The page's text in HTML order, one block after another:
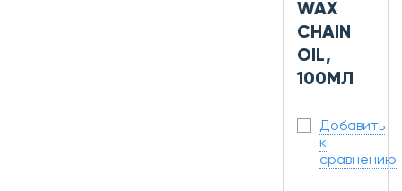
WAX
CHAIN
OIL,
100МЛ
Добавить
к
сравнению